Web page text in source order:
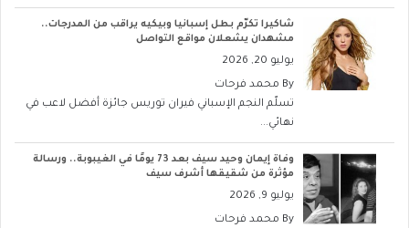
شاكيرا تكرّم بطل إسبانيا وبيكيه يراقب من المدرجات..
مشهدان يشعلان مواقع التواصل
يوليو 20, 2026
By محمد فرحات
تسلّم النجم الإسباني فيران توريس جائزة أفضل لاعب في
نهائي...
وفاة إيمان وحيد سيف بعد 73 يومًا في الغيبوبة.. ورسالة
مؤثرة من شقيقها أشرف سيف
يوليو 9, 2026
By محمد فرحات